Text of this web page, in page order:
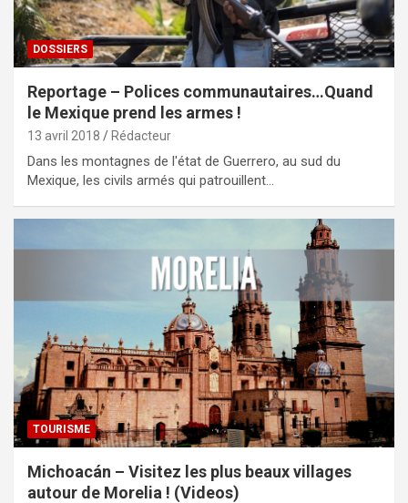
DOSSIERS
Reportage – Polices communautaires…Quand
le Mexique prend les armes !
13 avril 2018 Rédacteur
Dans les montagnes de l'état de Guerrero, au sud du
Mexique, les civils armés qui patrouillent…
TOURISME
Michoacán – Visitez les plus beaux villages
autour de Morelia ! (Videos)